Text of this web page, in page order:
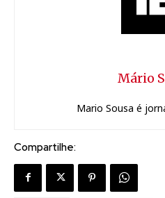
Mário
Mario Sousa é
Compartilhe: